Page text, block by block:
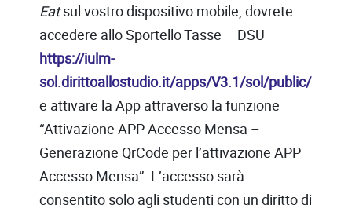
Eatsul vostro dispositivo mobile, dovrete
accedere allo Sportello Tasse – DSU
https://iulm-
sol.dirittoallostudio.it/apps/V3.1/sol/public/
e attivare la App attraverso la funzione
“Attivazione APP Accesso Mensa –
Generazione QrCode per l’attivazione APP
Accesso Mensa”. L’accesso sarà
consentito solo agli studenti con un diritto di